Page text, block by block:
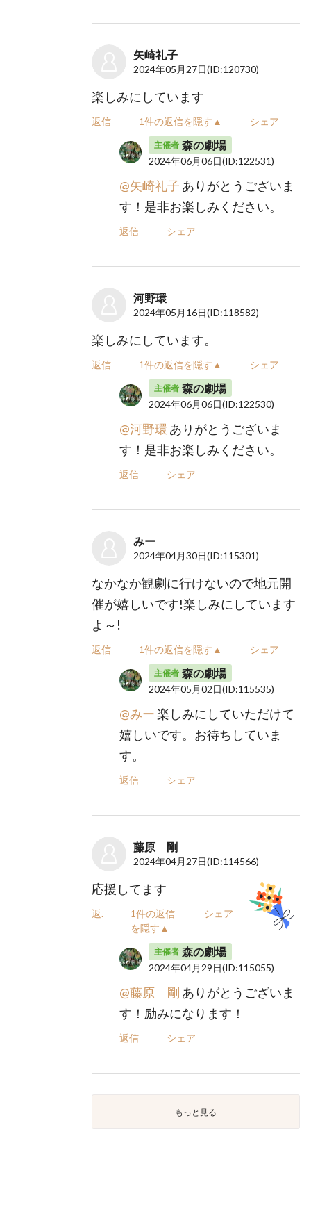
矢崎礼子
2024年05月27日(ID:120730)
楽しみにしています
返信 1件の返信を隠す▲ シェア
主催者 森の劇場
2024年06月06日(ID:122531)
@矢崎礼子 ありがとうございま
す！是非お楽しみください。
返信 シェア
河野環
2024年05月16日(ID:118582)
楽しみにしています。
返信 1件の返信を隠す▲ シェア
主催者 森の劇場
2024年06月06日(ID:122530)
@河野環 ありがとうございま
す！是非お楽しみください。
返信 シェア
みー
2024年04月30日(ID:115301)
なかなか観劇に行けないので地元開
催が嬉しいです!楽しみにしています
よ～!
返信 1件の返信を隠す▲ シェア
主催者 森の劇場
2024年05月02日(ID:115535)
@みー楽しみにしていただけて
嬉しいです。お待ちしていま
す。
返信 シェア
藤原 剛
2024年04月27日(ID:114566)
応援してます
返信
1件の返信
を隠す▲
シェア
主催者 森の劇場
2024年04月29日(ID:115055)
@藤原 剛 ありがとうございま
す！励みになります！
返信 シェア
もっと見る